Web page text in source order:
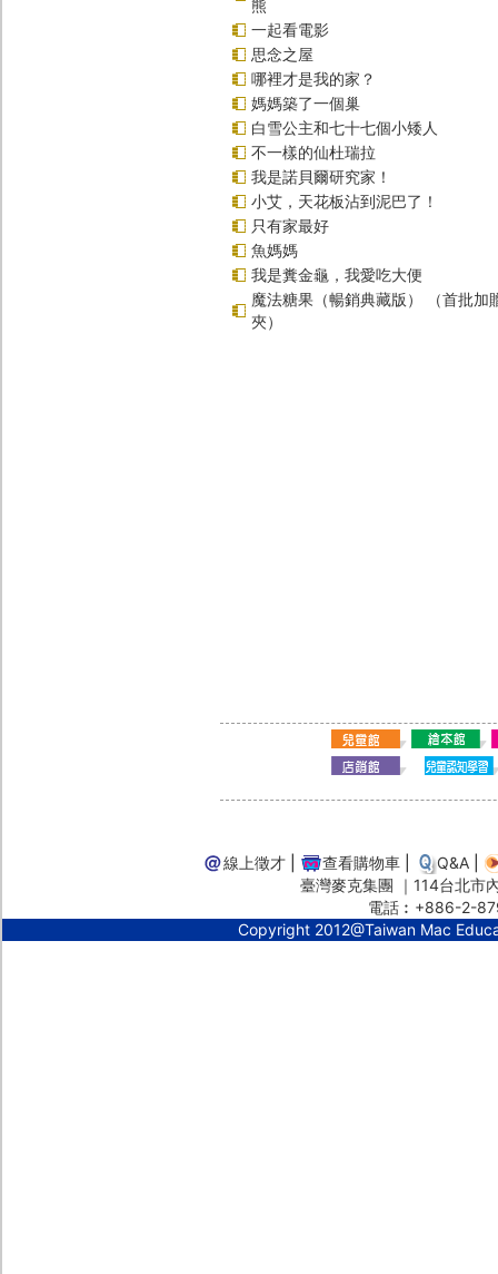
熊
一起看電影
思念之屋
哪裡才是我的家？
媽媽築了一個巢
白雪公主和七十七個小矮人
不一樣的仙杜瑞拉
我是諾貝爾研究家！
小艾，天花板沾到泥巴了！
只有家最好
魚媽媽
我是糞金龜，我愛吃大便
魔法糖果（暢銷典藏版） （首批加
夾）
線上徵才 查看購物車 Q&A
臺灣麥克集團 ｜114台北
電話︰+886-2-
Copyright 2012@Taiwan Mac